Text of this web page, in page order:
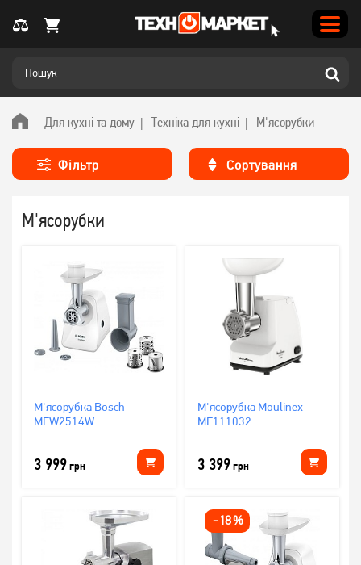
Для кухні та дому Техніка для кухні М'ясорубки
Фільтр
М'ясорубки
Сортування
М'ясорубка Bosch
MFW2514W
3 999грн
М'ясорубка Moulinex
ME111032
3 399грн
- 18%